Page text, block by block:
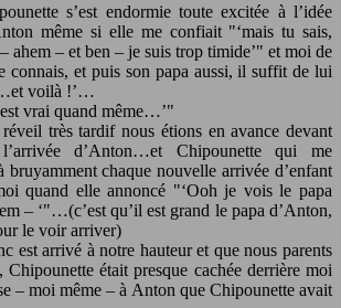
s’est endormie toute excitée à l’idée
même si elle me confiait
‘mais tu sais,
ahem – et ben – je suis trop timide’
et moi de
connais, et puis son papa aussi, il suffit de lui
voilà !’…
vrai quand même…’
très tardif nous étions en avance devant
d’Anton…et Chipounette qui me
bruyamment chaque nouvelle arrivée d’enfant
quand elle annoncé
‘Ooh je vois le papa
– ‘ …(c’est qu’il est grand le papa d’Anton,
le voir arriver)
est arrivé à notre hauteur et que nous parents
Chipounette était presque cachée derrière moi
– moi même – à Anton que Chipounette avait